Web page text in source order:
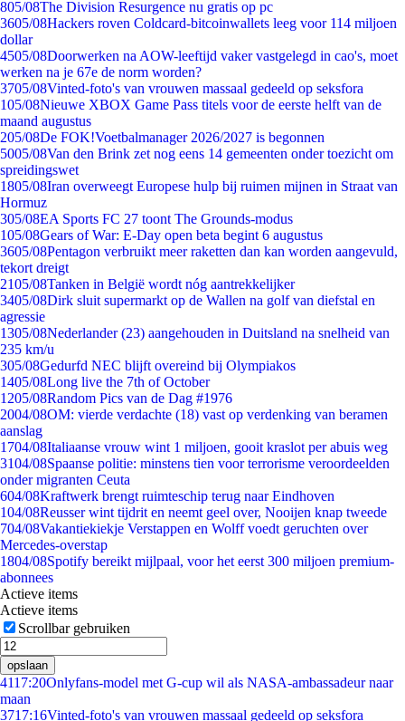
805/08The Division Resurgence nu gratis op pc
3605/08Hackers roven Coldcard-bitcoinwallets leeg voor 114 miljoen
dollar
4505/08Doorwerken na AOW-leeftijd vaker vastgelegd in cao's, moet
werken na je 67e de norm worden?
3705/08Vinted-foto's van vrouwen massaal gedeeld op seksfora
105/08Nieuwe XBOX Game Pass titels voor de eerste helft van de
maand augustus
205/08De FOK!Voetbalmanager 2026/2027 is begonnen
5005/08Van den Brink zet nog eens 14 gemeenten onder toezicht om
spreidingswet
1805/08Iran overweegt Europese hulp bij ruimen mijnen in Straat van
Hormuz
305/08EA Sports FC 27 toont The Grounds-modus
105/08Gears of War: E-Day open beta begint 6 augustus
3605/08Pentagon verbruikt meer raketten dan kan worden aangevuld,
tekort dreigt
2105/08Tanken in België wordt nóg aantrekkelijker
3405/08Dirk sluit supermarkt op de Wallen na golf van diefstal en
agressie
1305/08Nederlander (23) aangehouden in Duitsland na snelheid van
235 km/u
305/08Gedurfd NEC blijft overeind bij Olympiakos
1405/08Long live the 7th of October
1205/08Random Pics van de Dag #1976
2004/08OM: vierde verdachte (18) vast op verdenking van beramen
aanslag
1704/08Italiaanse vrouw wint 1 miljoen, gooit kraslot per abuis weg
3104/08Spaanse politie: minstens tien voor terrorisme veroordeelden
onder migranten Ceuta
604/08Kraftwerk brengt ruimteschip terug naar Eindhoven
104/08Reusser wint tijdrit en neemt geel over, Nooijen knap tweede
704/08Vakantiekiekje Verstappen en Wolff voedt geruchten over
Mercedes-overstap
1804/08Spotify bereikt mijlpaal, voor het eerst 300 miljoen premium-
abonnees
Actieve items
Actieve items
Scrollbar gebruiken
opslaan
4117:20Onlyfans-model met G-cup wil als NASA-ambassadeur naar
maan
3717:16Vinted-foto's van vrouwen massaal gedeeld op seksfora